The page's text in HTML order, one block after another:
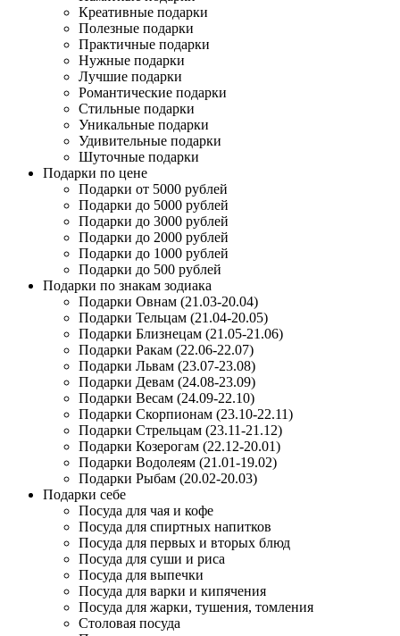
Креативные подарки
Полезные подарки
Практичные подарки
Нужные подарки
Лучшие подарки
Романтические подарки
Стильные подарки
Уникальные подарки
Удивительные подарки
Шуточные подарки
Подарки по цене
Подарки от 5000 рублей
Подарки до 5000 рублей
Подарки до 3000 рублей
Подарки до 2000 рублей
Подарки до 1000 рублей
Подарки до 500 рублей
Подарки по знакам зодиака
Подарки Овнам (21.03-20.04)
Подарки Тельцам (21.04-20.05)
Подарки Близнецам (21.05-21.06)
Подарки Ракам (22.06-22.07)
Подарки Львам (23.07-23.08)
Подарки Девам (24.08-23.09)
Подарки Весам (24.09-22.10)
Подарки Скорпионам (23.10-22.11)
Подарки Стрельцам (23.11-21.12)
Подарки Козерогам (22.12-20.01)
Подарки Водолеям (21.01-19.02)
Подарки Рыбам (20.02-20.03)
Подарки себе
Посуда для чая и кофе
Посуда для спиртных напитков
Посуда для первых и вторых блюд
Посуда для суши и риса
Посуда для выпечки
Посуда для варки и кипячения
Посуда для жарки, тушения, томления
Столовая посуда